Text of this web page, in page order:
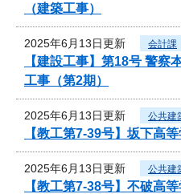
（建築工事）
2025年6月13日更新 会計課
【建設工事】第18号 警察
工事（第2期）
2025年6月13日更新 公共建
【教工第7-39号】坂下高
2025年6月13日更新 公共建
【教工第7-38号】不破高